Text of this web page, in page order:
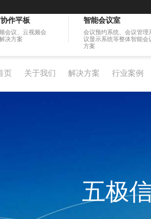
作平板
会议、云视频会
决方案
智能会议室
会议预约系统、会议管理
议显示系统等整体智能会
方案
页 关于我们 解决方案 行业案例
五极